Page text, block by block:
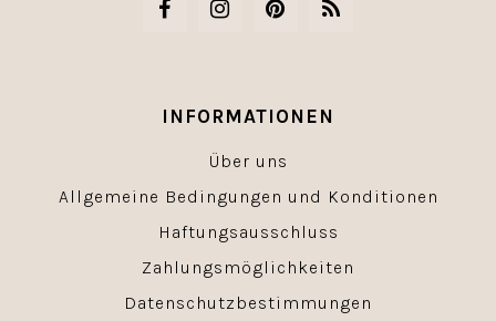
INFORMATIONEN
Über uns
Allgemeine Bedingungen und Konditionen
Haftungsausschluss
Zahlungsmöglichkeiten
Datenschutzbestimmungen